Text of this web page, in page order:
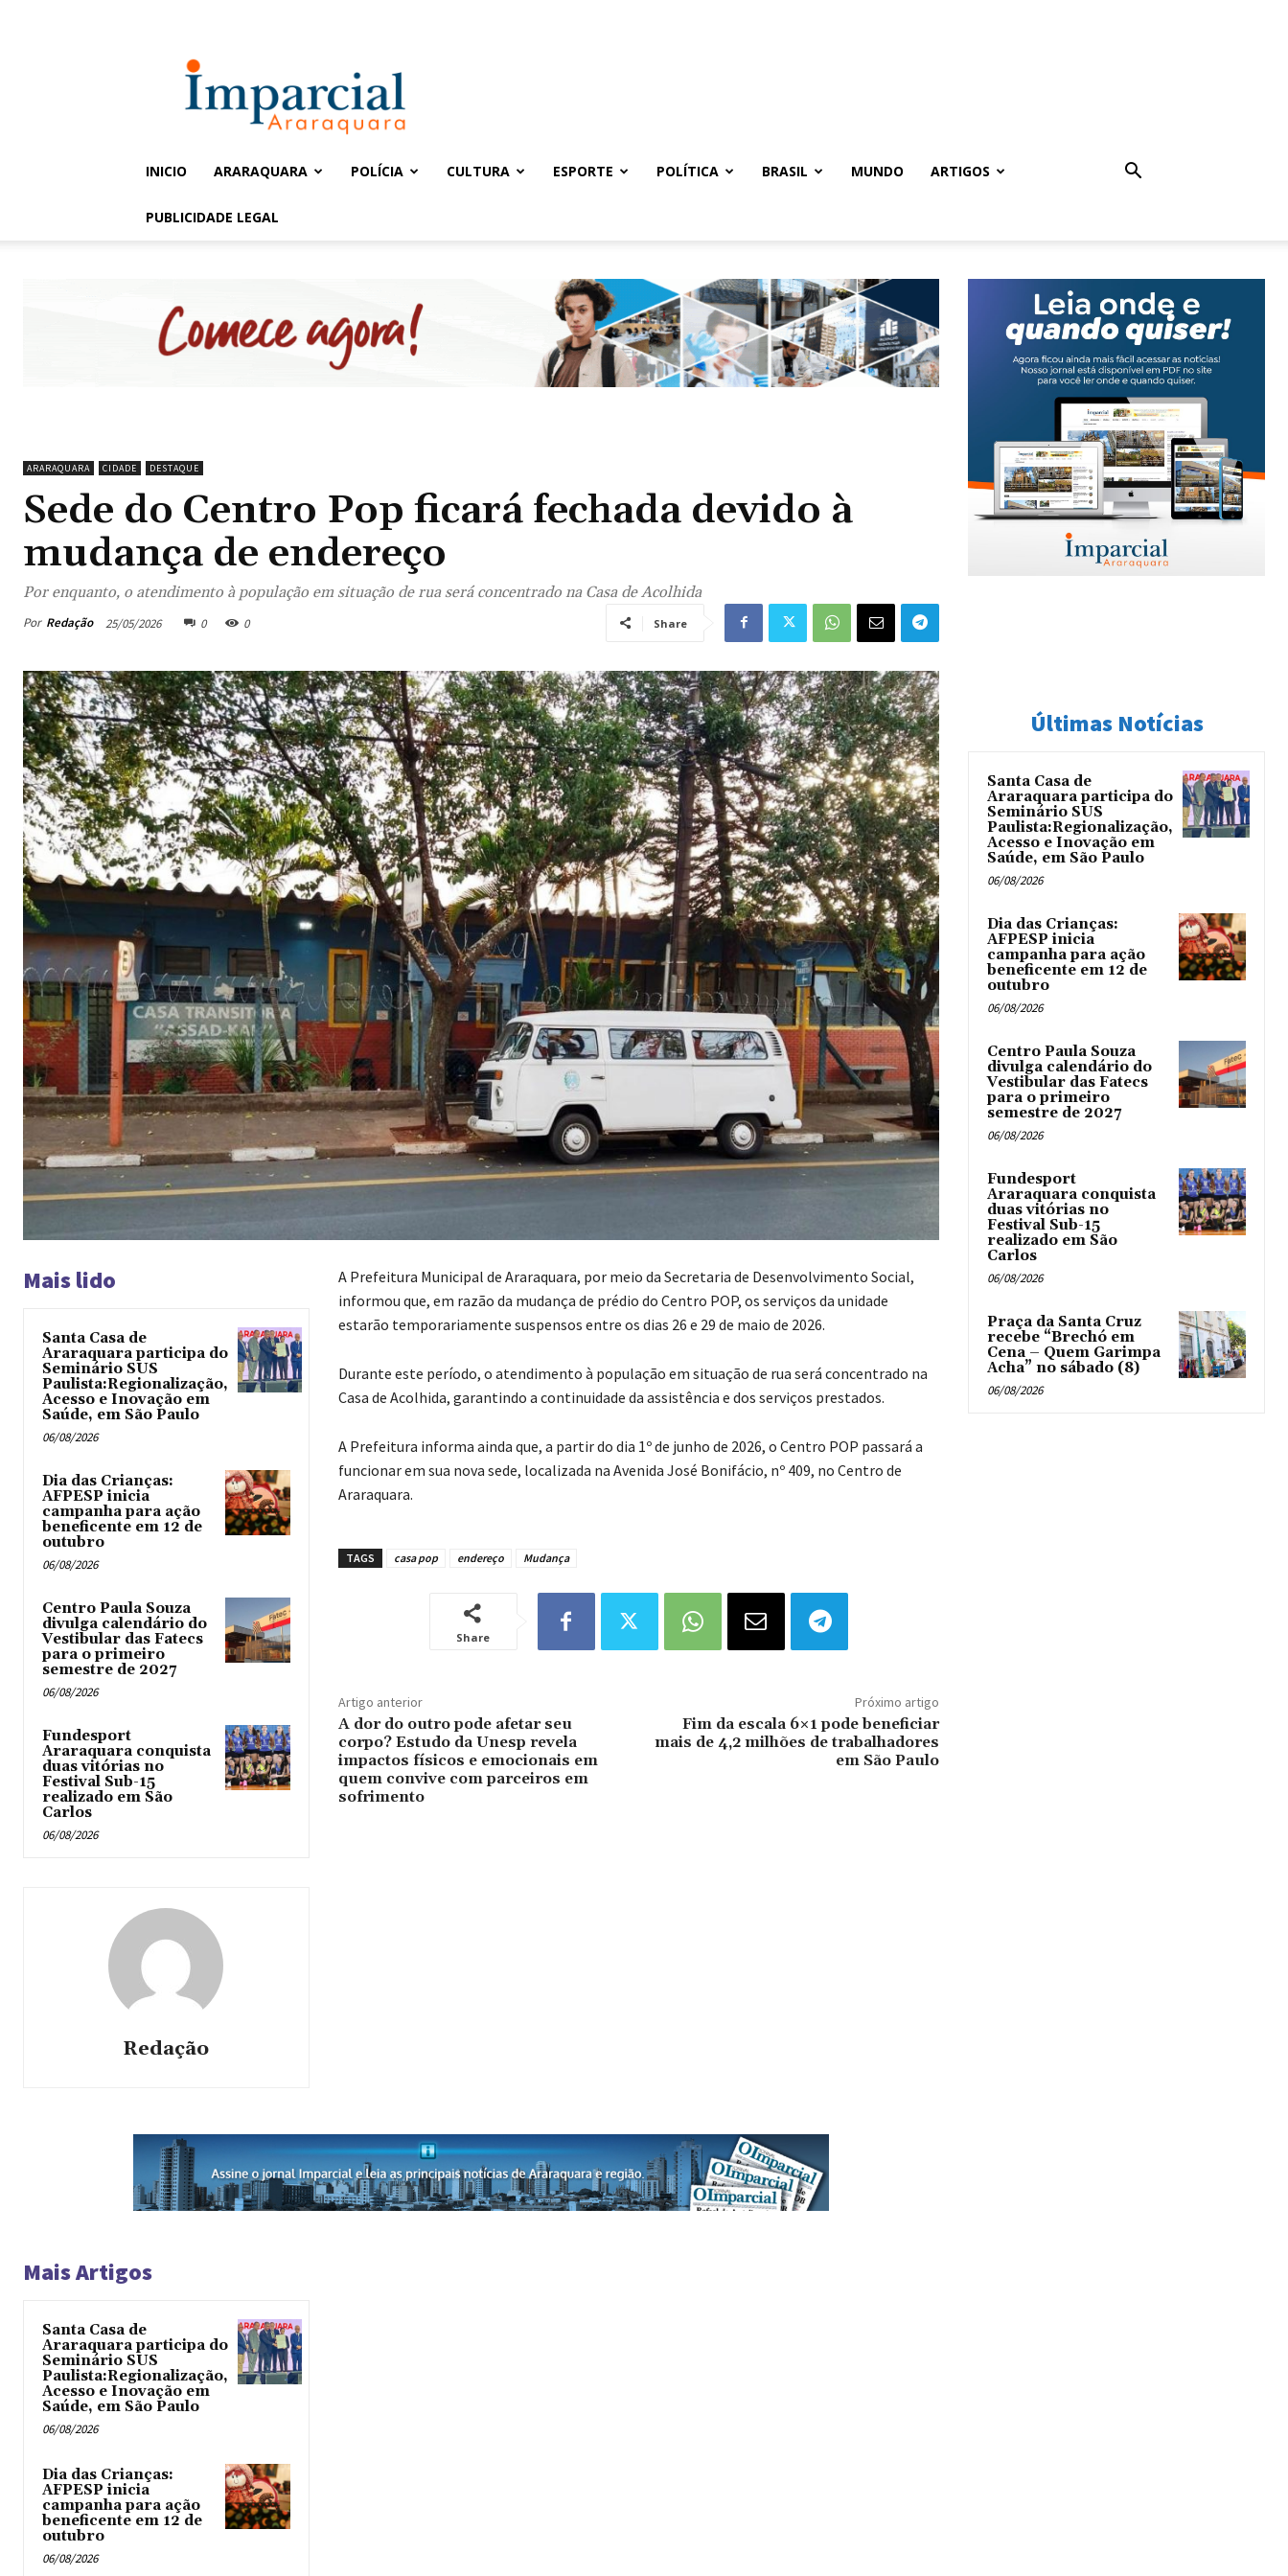
Imparcial
INICIO ARARAQUARA POLÍCIA CULTURA ESPORTE POLÍTICA BRASIL MUNDO ARTIGOS
PUBLICIDADE LEGAL
ARARAQUARA CIDADE DESTAQUE
Sede do Centro Pop ficará fechada devido à
mudança de endereço
Por enquanto, o atendimento à população em situação de rua será concentrado na Casa de Acolhida
Por Redação 25/05/2026 0 0 Share
Mais lido
Santa Casa de
Araraquara participa do
Seminário SUS
Paulista:Regionalização,
Acesso e Inovação em
Saúde, em São Paulo
06/08/2026
Dia das Crianças:
AFPESP inicia
campanha para ação
beneficente em 12 de
outubro
06/08/2026
Centro Paula Souza
divulga calendário do
Vestibular das Fatecs
para o primeiro
semestre de 2027
06/08/2026
Fundesport
Araraquara conquista
duas vitórias no
Festival Sub-15
realizado em São
Carlos
06/08/2026
Redação
A Prefeitura Municipal de Araraquara, por meio da Secretaria de Desenvolvimento Social,
informou que, em razão da mudança de prédio do Centro POP, os serviços da unidade
estarão temporariamente suspensos entre os dias 26 e 29 de maio de 2026.
Durante este período, o atendimento à população em situação de rua será concentrado na
Casa de Acolhida, garantindo a continuidade da assistência e dos serviços prestados.
A Prefeitura informa ainda que, a partir do dia 1º de junho de 2026, o Centro POP passará a
funcionar em sua nova sede, localizada na Avenida José Bonifácio, nº 409, no Centro de
Araraquara.
TAGS casa pop endereço Mudança
Share
Artigo anterior
A dor do outro pode afetar seu
corpo? Estudo da Unesp revela
impactos físicos e emocionais em
quem convive com parceiros em
sofrimento
Próximo artigo
Fim da escala 6×1 pode beneficiar
mais de 4,2 milhões de trabalhadores
em São Paulo
Mais Artigos
Santa Casa de
Araraquara participa do
Seminário SUS
Paulista:Regionalização,
Acesso e Inovação em
Saúde, em São Paulo
06/08/2026
Dia das Crianças:
AFPESP inicia
campanha para ação
beneficente em 12 de
outubro
06/08/2026
Últimas Notícias
Santa Casa de
Araraquara participa do
Seminário SUS
Paulista:Regionalização,
Acesso e Inovação em
Saúde, em São Paulo
06/08/2026
Dia das Crianças:
AFPESP inicia
campanha para ação
beneficente em 12 de
outubro
06/08/2026
Centro Paula Souza
divulga calendário do
Vestibular das Fatecs
para o primeiro
semestre de 2027
06/08/2026
Fundesport
Araraquara conquista
duas vitórias no
Festival Sub-15
realizado em São
Carlos
06/08/2026
Praça da Santa Cruz
recebe “Brechó em
Cena – Quem Garimpa
Acha” no sábado (8)
06/08/2026